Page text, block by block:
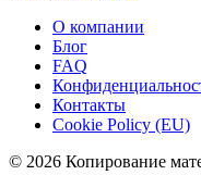
О компании
Блог
FAQ
Контакты
Cookie Policy (EU)
© 2026 Копирование